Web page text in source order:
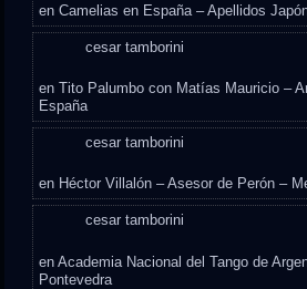
enCamelias en España – Apellidos
cesar tamborini
enTito Palumbo con Matías Mauricio –
España
cesar tamborini
en Héctor Villalón – Asesor de Perón –
cesar tamborini
enAcademia Nacional del Tango de
Pontevedra